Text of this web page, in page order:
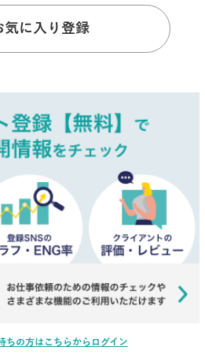
気に入り登録
ちの方はこちらからログイン